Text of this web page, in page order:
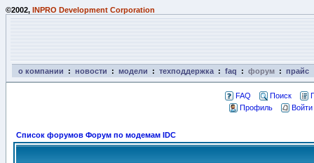
©2002, INPRO Development Corporation
о компании : новости : модели : техподдержка : faq : форум : прайс
FAQ Поиск
Профиль
Список форумов Форум по модемам IDC